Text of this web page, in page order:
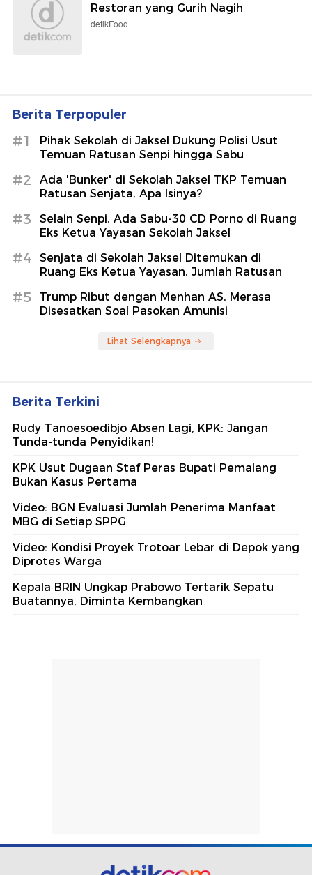
Restoran yang Gurih Nagih
detikFood
Berita Terpopuler
#1
Pihak Sekolah di Jaksel Dukung Polisi Usut
Temuan Ratusan Senpi hingga Sabu
#2
Ada 'Bunker' di Sekolah Jaksel TKP Temuan
Ratusan Senjata, Apa Isinya?
#3
Selain Senpi, Ada Sabu-30 CD Porno di Ruang
Eks Ketua Yayasan Sekolah Jaksel
#4
Senjata di Sekolah Jaksel Ditemukan di
Ruang Eks Ketua Yayasan, Jumlah Ratusan
#5
Trump Ribut dengan Menhan AS, Merasa
Disesatkan Soal Pasokan Amunisi
Lihat Selengkapnya
Berita Terkini
Rudy Tanoesoedibjo Absen Lagi, KPK: Jangan
Tunda-tunda Penyidikan!
KPK Usut Dugaan Staf Peras Bupati Pemalang
Bukan Kasus Pertama
Video: BGN Evaluasi Jumlah Penerima Manfaat
MBG di Setiap SPPG
Video: Kondisi Proyek Trotoar Lebar di Depok yang
Diprotes Warga
Kepala BRIN Ungkap Prabowo Tertarik Sepatu
Buatannya, Diminta Kembangkan